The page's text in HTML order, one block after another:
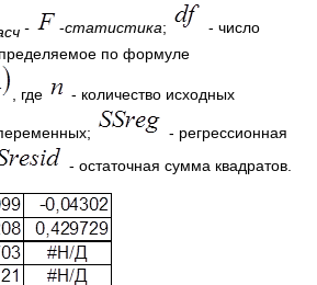
- -статистика;
- число
по формуле
, где - количество исходных
- регрессионная
- остаточная сумма квадратов.